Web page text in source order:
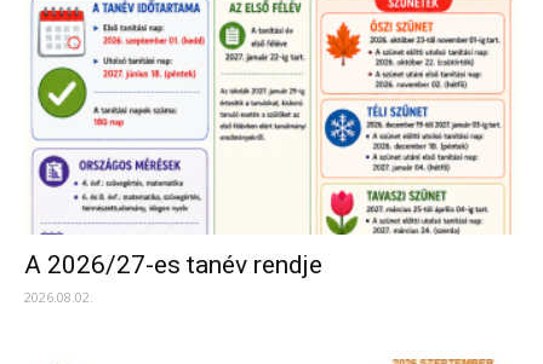
A 2026/27-es tanév rendje
2026.08.02.